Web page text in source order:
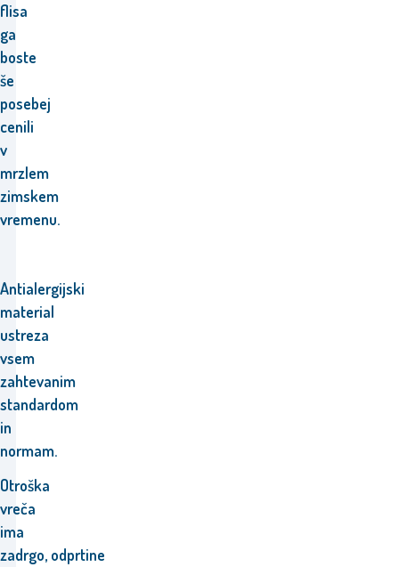
flisa
ga
boste
še
posebej
cenili
v
mrzlem
zimskem
vremenu.
Antialergijski
material
ustreza
vsem
zahtevanim
standardom
in
normam.
Otroška
vreča
ima
zadrgo, odprtine